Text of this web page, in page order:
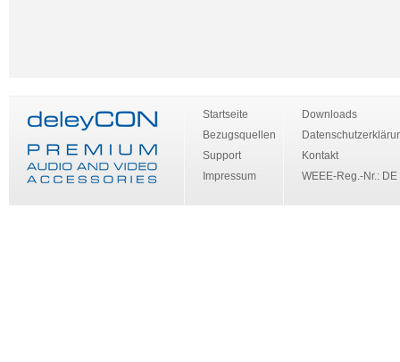
Startseite
Bezugsquellen
Support
Impressum
Downloads
Kontakt
WEEE-Reg.-Nr.: